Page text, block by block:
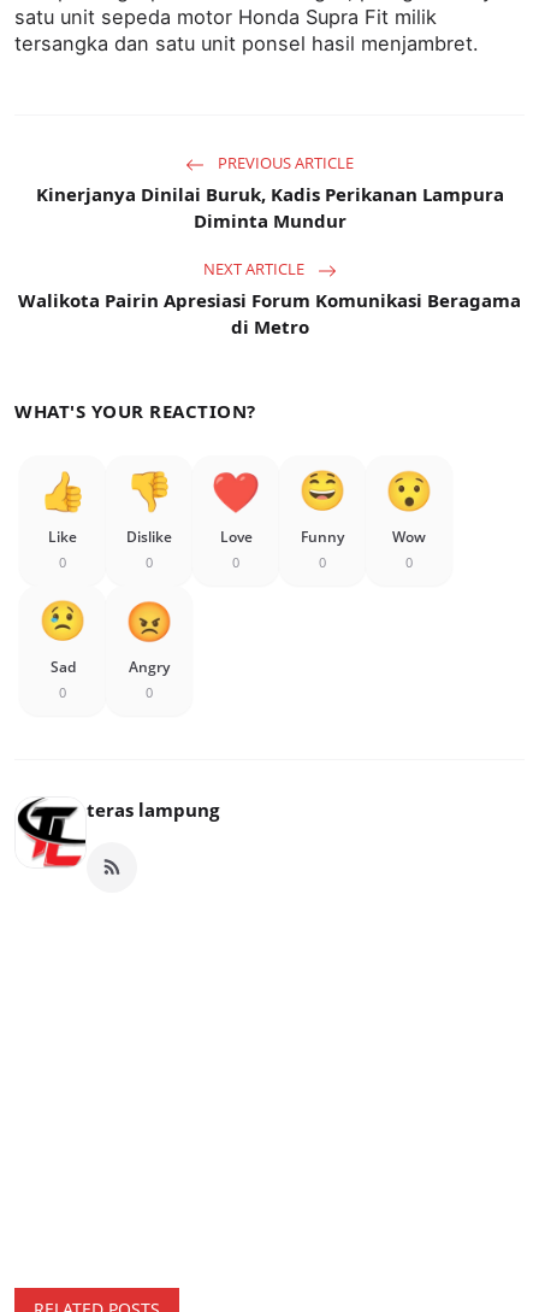
satu unit sepeda motor Honda Supra Fit milik
tersangka dan satu unit ponsel hasil menjambret.
PREVIOUS ARTICLE
Kinerjanya Dinilai Buruk, Kadis Perikanan Lampura
Diminta Mundur
NEXT ARTICLE
Walikota Pairin Apresiasi Forum Komunikasi Beragama
di Metro
WHAT'S YOUR REACTION?
Like
0
Dislike
0
Love
0
Funny
0
Wow
0
Sad
0
Angry
0
teras lampung